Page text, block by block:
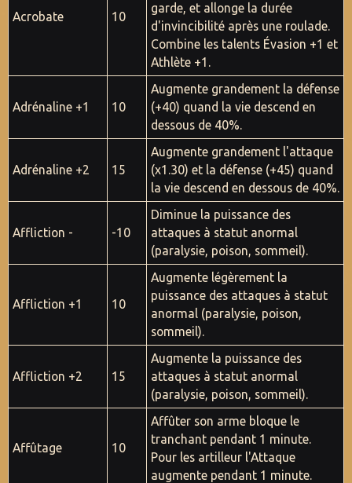
Acrobate 10
garde, et allonge la durée
d'invincibilité après une roulade.
Combine les talents Évasion +1 et
Athlète +1.
Adrénaline +1 10
Augmente grandement la défense
(+40) quand la vie descend en
dessous de 40%.
Adrénaline +2 15
Augmente grandement l'attaque
(x1.30) et la défense (+45) quand
la vie descend en dessous de 40%.
Affliction - -10
Diminue la puissance des
attaques à statut anormal
(paralysie, poison, sommeil).
Affliction +1 10
Augmente légèrement la
puissance des attaques à statut
anormal (paralysie, poison,
sommeil).
Affliction +2 15
Augmente la puissance des
attaques à statut anormal
(paralysie, poison, sommeil).
Affûtage 10
Affûter son arme bloque le
tranchant pendant 1 minute.
Pour les artilleur l'Attaque
augmente pendant 1 minute.